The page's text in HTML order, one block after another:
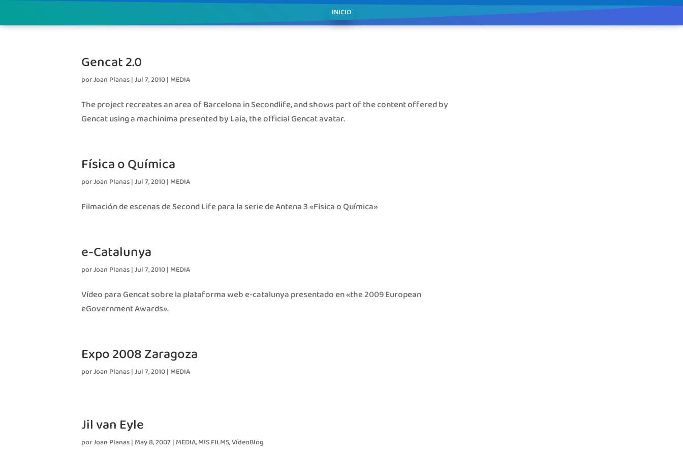
INICIO
Gencat 2.0
porJoan Planas|Jul 7, 2010| MEDIA
The project recreates an area of Barcelona in Secondlife, and shows part of the content offered by
Gencat using a machinima presented by Laia, the official Gencat avatar.
Física o Química
porJoan Planas|Jul 7, 2010| MEDIA
Filmación de escenas de Second Life para la serie de Antena 3 «Física o Química»
e-Catalunya
porJoan Planas|Jul 7, 2010| MEDIA
Vídeo para Gencat sobre la plataforma web e-catalunya presentado en «the 2009 European
eGovernment Awards».
Expo 2008 Zaragoza
porJoan Planas|Jul 7, 2010| MEDIA
Jil van Eyle
porJoan Planas| May 8, 2007| MEDIA,MIS FILMS,VídeoBlog